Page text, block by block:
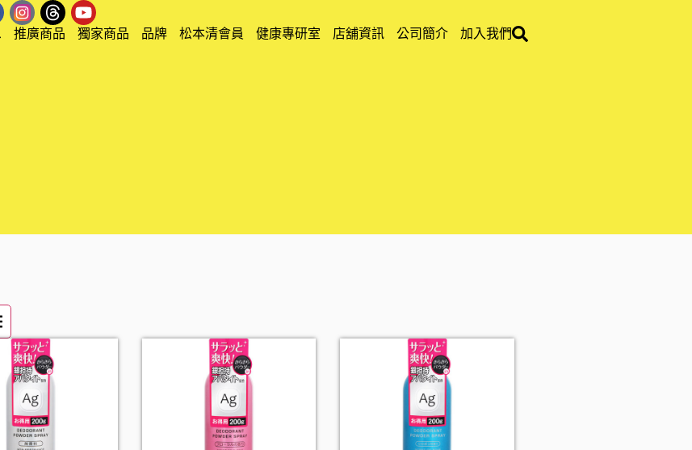
推廣商品 獨家商品 品牌 松本清會員 健康專研室 店舖資訊 公司簡介 加入我們